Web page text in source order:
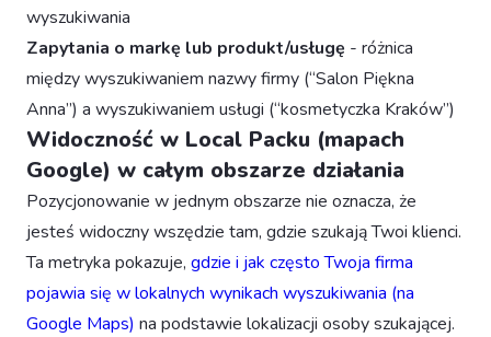
wyszukiwania
Zapytania o markę lub produkt/usługę - różnica
między wyszukiwaniem nazwy firmy (“Salon Piękna
Anna”) a wyszukiwaniem usługi (“kosmetyczka Kraków”)
Widoczność w Local Packu (mapach
Google) w całym obszarze działania
Pozycjonowanie w jednym obszarze nie oznacza, że
jesteś widoczny wszędzie tam, gdzie szukają Twoi klienci.
Ta metryka pokazuje, gdzie i jak często Twoja firma
pojawia się w lokalnych wynikach wyszukiwania (na
Google Maps) na podstawie lokalizacji osoby szukającej.